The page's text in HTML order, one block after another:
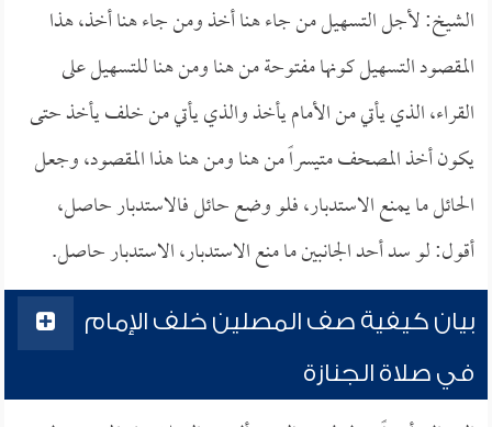
الشيخ: لأجل التسهيل من جاء هنا أخذ ومن جاء هنا أخذ، هذا
المقصود التسهيل كونها مفتوحة من هنا ومن هنا للتسهيل على
القراء، الذي يأتي من الأمام يأخذ والذي يأتي من خلف يأخذ حتى
يكون أخذ المصحف متيسراً من هنا ومن هنا هذا المقصود، وجعل
الحائل ما يمنع الاستدبار، فلو وضع حائل فالاستدبار حاصل،
أقول: لو سد أحد الجانبين ما منع الاستدبار، الاستدبار حاصل.
بيان كيفية صف المصلين خلف الإمام
في صلاة الجنازة